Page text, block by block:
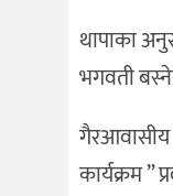
थापाका
भगवती
गैरआवासीय
कार्यक्रम ”